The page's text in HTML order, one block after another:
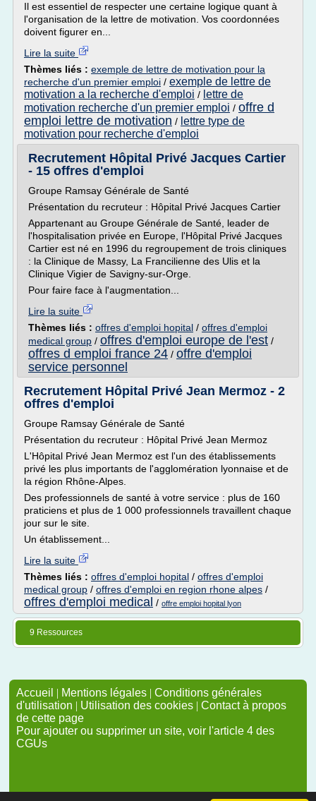
Il est essentiel de respecter une certaine logique quant à
l'organisation de la lettre de motivation. Vos coordonnées
doivent figurer en...
Lire la suite
Thèmes liés : exemple de lettre de motivation pour la
recherche d'un premier emploi / exemple de lettre de
motivation a la recherche d'emploi / lettre de
motivation recherche d'un premier emploi / offre d
emploi lettre de motivation / lettre type de
motivation pour recherche d'emploi
Recrutement Hôpital Privé Jacques Cartier
- 15 offres d'emploi
Groupe Ramsay Générale de Santé
Présentation du recruteur : Hôpital Privé Jacques Cartier
Appartenant au Groupe Générale de Santé, leader de
l'hospitalisation privée en Europe, l'Hôpital Privé Jacques
Cartier est né en 1996 du regroupement de trois cliniques
: la Clinique de Massy, La Francilienne des Ulis et la
Clinique Vigier de Savigny-sur-Orge.
Pour faire face à l'augmentation...
Lire la suite
Thèmes liés : offres d'emploi hopital / offres d'emploi
medical group / offres d'emploi europe de l'est /
offres d emploi france 24 / offre d'emploi
service personnel
Recrutement Hôpital Privé Jean Mermoz - 2
offres d'emploi
Groupe Ramsay Générale de Santé
Présentation du recruteur : Hôpital Privé Jean Mermoz
L'Hôpital Privé Jean Mermoz est l'un des établissements
privé les plus importants de l'agglomération lyonnaise et de
la région Rhône-Alpes.
Des professionnels de santé à votre service : plus de 160
praticiens et plus de 1 000 professionnels travaillent chaque
jour sur le site.
Un établissement...
Lire la suite
Thèmes liés : offres d'emploi hopital / offres d'emploi
medical group / offres d'emploi en region rhone alpes /
offres d'emploi medical / offre emploi hopital lyon
9 Ressources
Accueil | Mentions légales | Conditions générales
d'utilisation | Utilisation des cookies | Contact à propos
de cette page
Pour ajouter ou supprimer un site, voir l'article 4 des
CGUs